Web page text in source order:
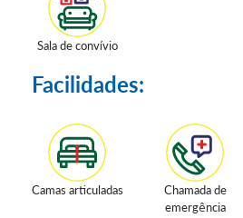
Sala de convívio
Facilidades:
Camas articuladas
Chamada de
emergência